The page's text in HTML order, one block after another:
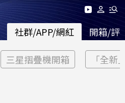
社群/APP/網紅 開箱/評
三星摺疊機開箱 「全新